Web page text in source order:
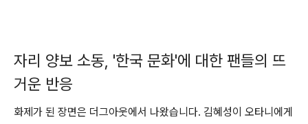
자리 양보 소동, '한국 문화'에 대한 팬들의 뜨
거운 반응
화제가 된 장면은 더그아웃에서 나왔습니다. 김혜성이 오타니에게